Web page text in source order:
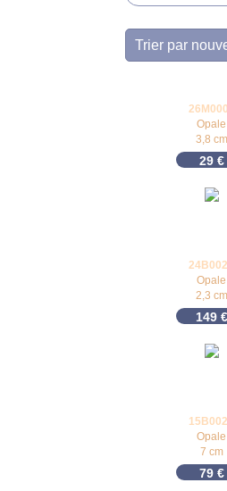
Opale
3,8 cm
29 €
Opale
2,3 cm
149 €
Opale
7 cm
79 €